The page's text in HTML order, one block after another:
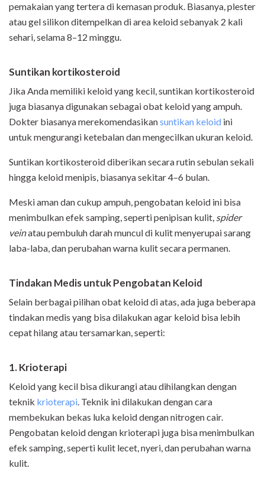
pemakaian yang tertera di kemasan produk. Biasanya, plester
atau gel silikon ditempelkan di area keloid sebanyak 2 kali
sehari, selama 8–12 minggu.
Suntikan kortikosteroid
Jika Anda memiliki keloid yang kecil, suntikan kortikosteroid
juga biasanya digunakan sebagai obat keloid yang ampuh.
Dokter biasanya merekomendasikansuntikan keloid ini
untuk mengurangi ketebalan dan mengecilkan ukuran keloid.
Suntikan kortikosteroid diberikan secara rutin sebulan sekali
hingga keloid menipis, biasanya sekitar 4–6 bulan.
Meski aman dan cukup ampuh, pengobatan keloid ini bisa
menimbulkan efek samping, seperti penipisan kulit, spider
veinatau pembuluh darah muncul di kulit menyerupai sarang
laba-laba, dan perubahan warna kulit secara permanen.
Tindakan Medis untuk Pengobatan Keloid
Selain berbagai pilihan obat keloid di atas, ada juga beberapa
tindakan medis yang bisa dilakukan agar keloid bisa lebih
cepat hilang atau tersamarkan, seperti:
1. Krioterapi
Keloid yang kecil bisa dikurangi atau dihilangkan dengan
teknik krioterapi. Teknik ini dilakukan dengan cara
membekukan bekas luka keloid dengan nitrogen cair.
Pengobatan keloid dengan krioterapi juga bisa menimbulkan
efek samping, seperti kulit lecet, nyeri, dan perubahan warna
kulit.